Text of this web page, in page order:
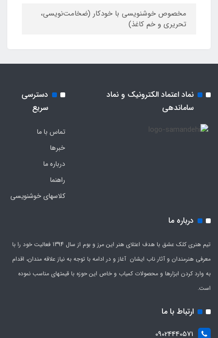
مخصوص خوشنویسی با خودکار (ضخامت‌نویسی،‌
تحریری و خم کاغذ)
نماد اعتماد الکترونیک و نماد
ساماندهی
دسترسی
سریع
تماس با ما
خبرها
درباره ما
راهنما
کلاسهای خوشنویسی
درباره ما
تیم هنری کلک عشق با هدف اعتلای هنر این مرز و بوم از سال 1394 فعالیت خود را با
معرفی هنرمندان و آثار ناب ایشان آغاز و در ادامه با توجه به نیاز علاقه مندان، اقدام
به وارد کردن ابزارها و محصولات کمیاب و خاص این حوزه با قیمتهای مناسب نموده
است.
ارتباط با ما
09024440571